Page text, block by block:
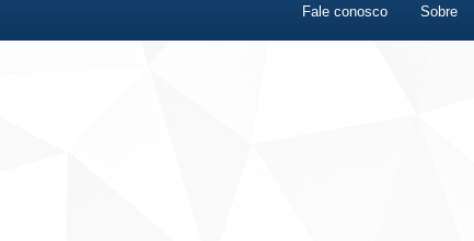
Fale conosco Sobre